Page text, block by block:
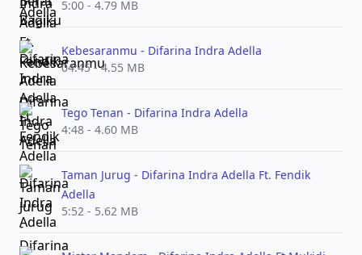
5:00 - 4.79 MB
Kebesaranmu - Difarina Indra Adella
04:45 - 4.55 MB
Tego Tenan - Difarina Indra Adella
4:48 - 4.60 MB
Taman Jurug - Difarina Indra Adella Ft. Fendik
Adella
5:52 - 5.62 MB